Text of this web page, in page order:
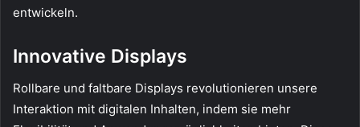
entwickeln.
Innovative Displays
Rollbare und faltbare Displays revolutionieren unsere
Interaktion mit digitalen Inhalten, indem sie mehr